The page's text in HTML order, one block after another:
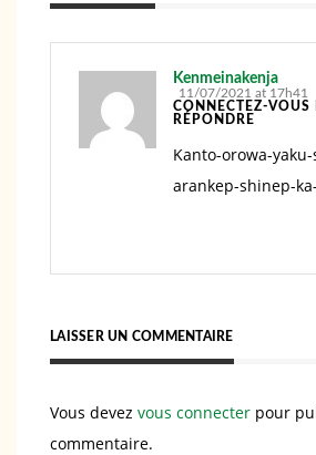
Kenmeinakenja
11/07/2021 at 17h41
CONNECTEZ-VOUS
RÉPONDRE
Kanto-orowa-
arankep-shinep-
LAISSER UN COMMENTAIRE
Vous devez vous connecter pour
commentaire.